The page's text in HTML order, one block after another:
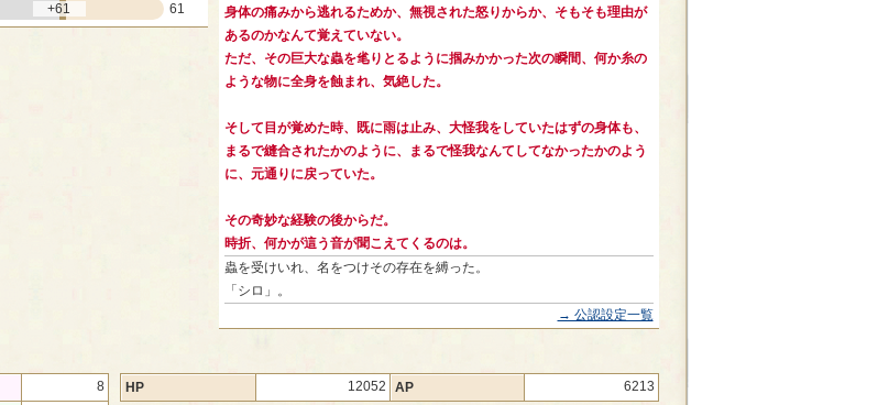
+61 61
身体の痛みから逃れるためか、無視された怒りからか、そもそも理由が
あるのかなんて覚えていない。
ただ、その巨大な蟲を毟りとるように掴みかかった次の瞬間、何か糸の
ような物に全身を蝕まれ、気絶した。
そして目が覚めた時、既に雨は止み、大怪我をしていたはずの身体も、
まるで縫合されたかのように、まるで怪我なんてしてなかったかのよう
に、元通りに戻っていた。
その奇妙な経験の後からだ。
時折、何かが這う音が聞こえてくるのは。
蟲を受けいれ、名をつけその存在を縛った。
「シロ」。
→ 公認設定一覧
8
HP 12052 AP 6213